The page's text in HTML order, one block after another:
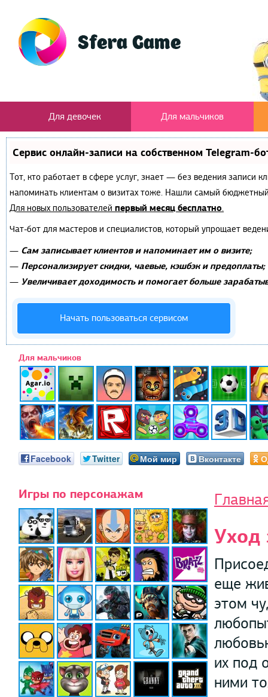
Для девочек Для мальчиков
Сервис онлайн-записи на собственном Telegram-
Тот, кто работает в сфере услуг, знает — без ведения записи
напоминать клиентам о визитах тоже. Нашли самый
Для новых пользователей первый месяц бесплатно.
Чат-бот для мастеров и специалистов, который упрощает
— Сам записывает клиентов и напоминает им о визите;
— Персонализирует скидки, чаевые, кэшбэк и предоплаты;
— Увеличивает доходимость и помогает больше
Начать пользоваться сервисом
Для мальчиков
Facebook Twitter Мой мир Вконтакте
Игры по персонажам
Уход
еще
этом
их под
ними